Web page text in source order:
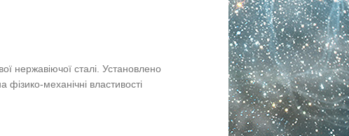
нержавіючої сталі. Установлено
фізико-механічні властивості